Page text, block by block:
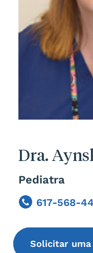
Dra.
Pediatra
617-568-
Phone
Solicitar